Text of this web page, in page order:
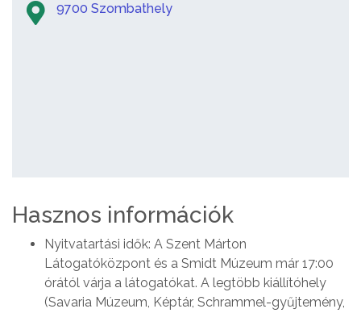
9700 Szombathely
Hasznos információk
Nyitvatartási idők: A Szent Márton
Látogatóközpont és a Smidt Múzeum már 17:00
órától várja a látogatókat. A legtöbb kiállítóhely
(Savaria Múzeum, Képtár, Schrammel-gyűjtemény,